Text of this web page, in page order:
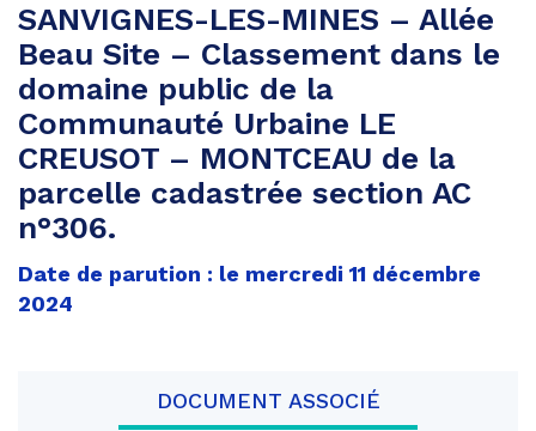
SANVIGNES-LES-MINES – Allée
Beau Site – Classement dans le
domaine public de la
Communauté Urbaine LE
CREUSOT – MONTCEAU de la
parcelle cadastrée section AC
n°306.
Date de parution : le mercredi 11 décembre
2024
DOCUMENT ASSOCIÉ